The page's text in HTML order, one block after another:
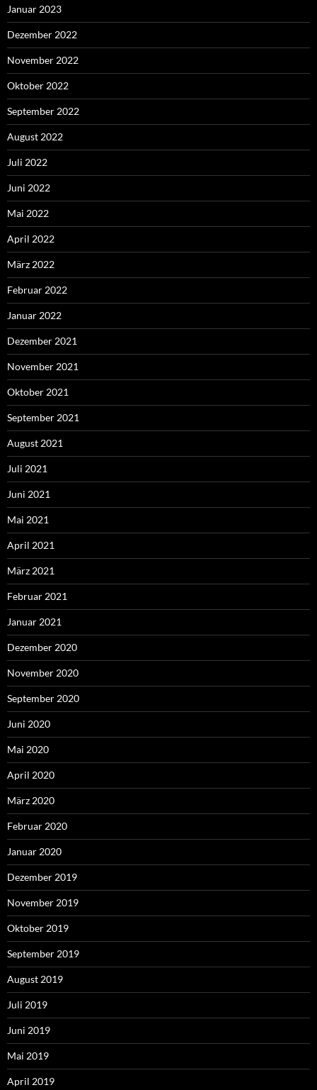
Januar 2023
Dezember 2022
November 2022
Oktober 2022
September 2022
August 2022
Juli 2022
Juni 2022
Mai 2022
April 2022
März 2022
Februar 2022
Januar 2022
Dezember 2021
November 2021
Oktober 2021
September 2021
August 2021
Juli 2021
Juni 2021
Mai 2021
April 2021
März 2021
Februar 2021
Januar 2021
Dezember 2020
November 2020
September 2020
Juni 2020
Mai 2020
April 2020
März 2020
Februar 2020
Januar 2020
Dezember 2019
November 2019
Oktober 2019
September 2019
August 2019
Juli 2019
Juni 2019
Mai 2019
April 2019